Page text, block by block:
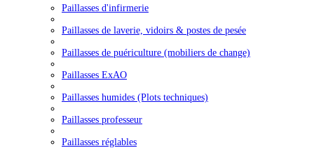
Paillasses d'infirmerie
Paillasses de laverie, vidoirs & postes de pesée
Paillasses de puériculture (mobiliers de change)
Paillasses ExAO
Paillasses humides (Plots techniques)
Paillasses professeur
Paillasses réglables